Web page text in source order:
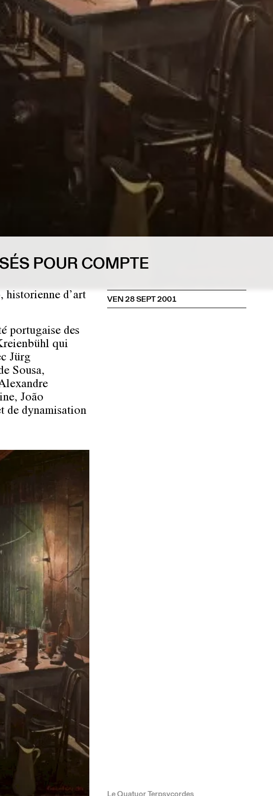
POUR COMPTE
historienne d’art
portugaise des
qui
Jürg
Sousa,
João
de dynamisation
VEN 28 SEPT 2001
Le Quatuor Terpsycordes